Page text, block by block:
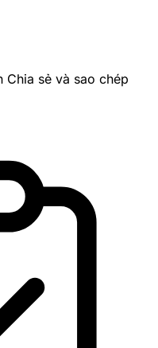
Chia sẻ và sao chép